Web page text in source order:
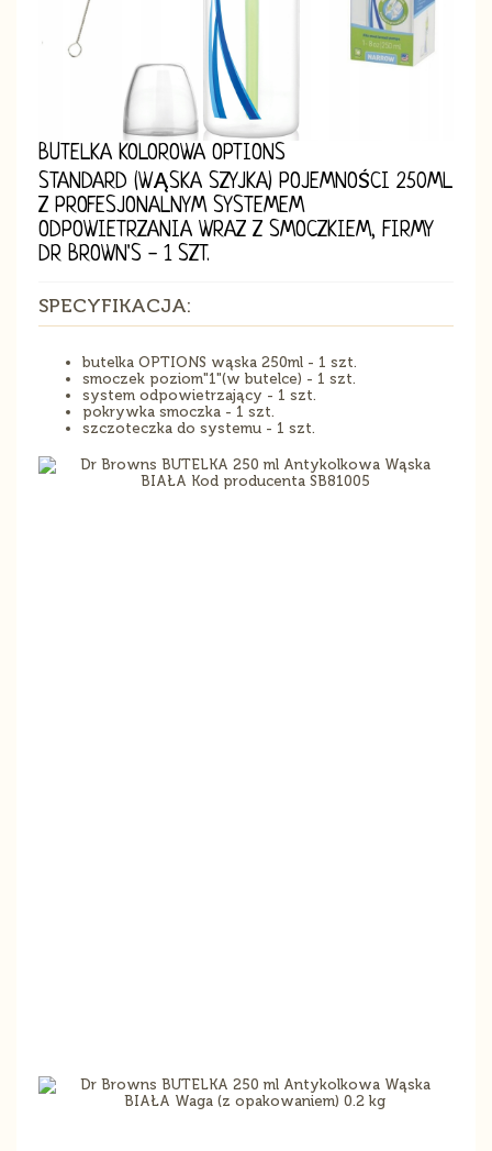
BUTELKA KOLOROWA OPTIONS
STANDARD (WĄSKA SZYJKA) POJEMNOŚCI 250ML
Z PROFESJONALNYM SYSTEMEM
ODPOWIETRZANIA WRAZ Z SMOCZKIEM, FIRMY
DR BROWN'S - 1 SZT.
SPECYFIKACJA:
butelka OPTIONS wąska 250ml - 1 szt.
smoczek poziom"1"(w butelce) - 1 szt.
system odpowietrzający - 1 szt.
pokrywka smoczka - 1 szt.
szczoteczka do systemu - 1 szt.